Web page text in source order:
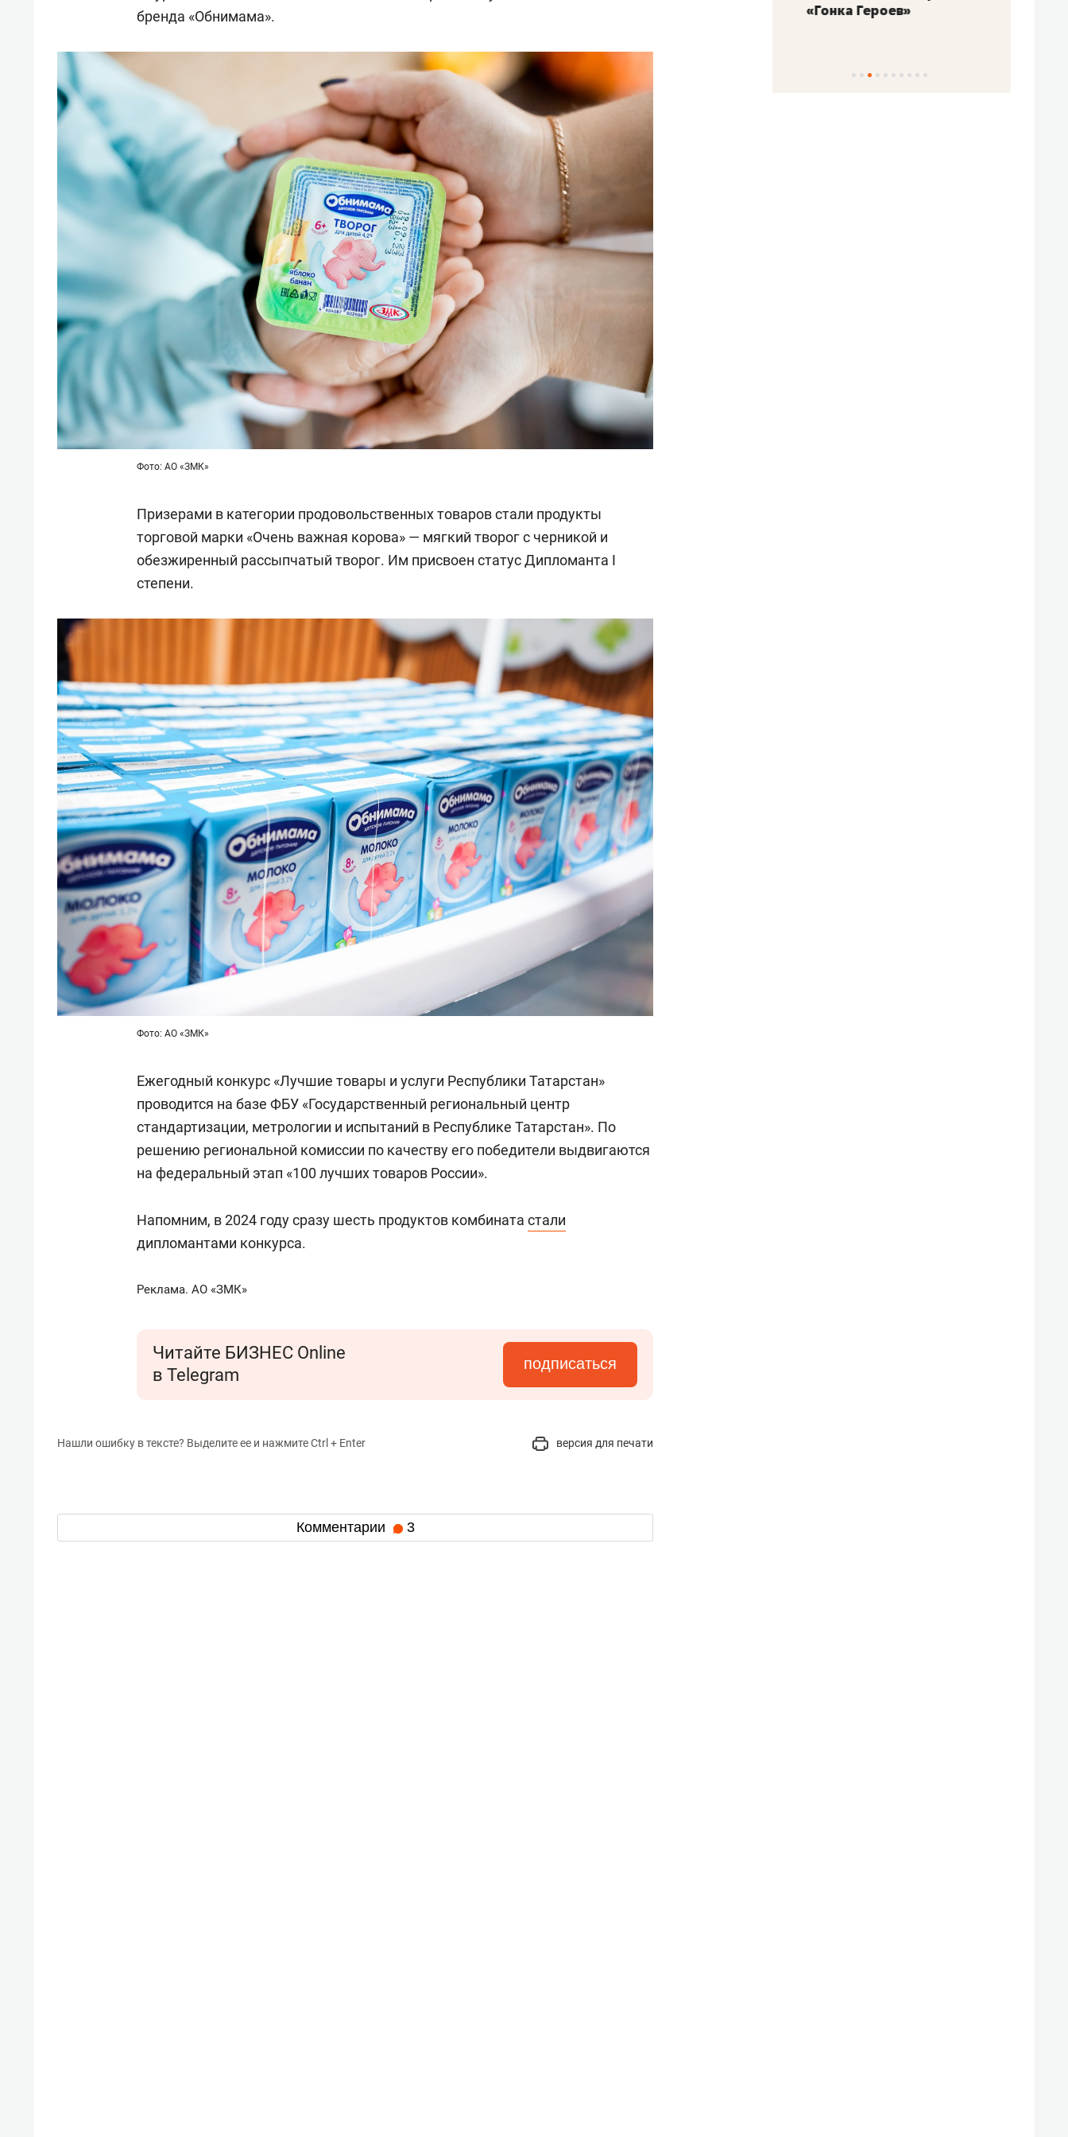
бренда «Обнимама».
Фото: АО «ЗМК»
Призерами в категории продовольственных товаров стали продукты
торговой марки «Очень важная корова» — мягкий творог с черникой и
обезжиренный рассыпчатый творог. Им присвоен статус Дипломанта I
степени.
Фото: АО «ЗМК»
Ежегодный конкурс «Лучшие товары и услуги Республики Татарстан»
проводится на базе ФБУ «Государственный региональный центр
стандартизации, метрологии и испытаний в Республике Татарстан». По
решению региональной комиссии по качеству его победители выдвигаются
на федеральный этап «100 лучших товаров России».
Напомним, в 2024 году сразу шесть продуктов комбината стали
дипломантами конкурса.
Реклама. АО «ЗМК»
Читайте БИЗНЕС Online
в Telegram
подписаться
Нашли ошибку в тексте? Выделите ее и нажмите Ctrl + Enter версия для печати
Комментарии 3
«Гонка Героев»